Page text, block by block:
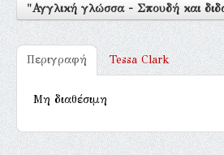
"Αγγλική γλώσσα - Σπουδή και
Περιγραφή Tessa Clark
Μη διαθέσιμη